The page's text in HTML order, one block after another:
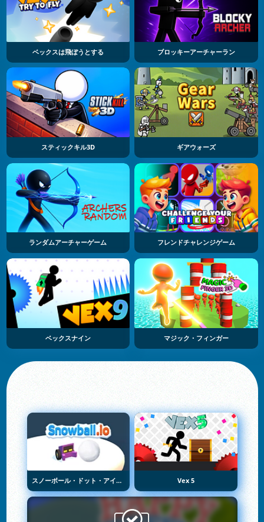
ベックスは飛ぼうとする ブロッキーアーチャーラン
スティックキル3D ギアウォーズ
ランダムアーチャーゲーム フレンドチャレンジゲーム
ベックスナイン マジック・フィンガー
スノーボール・ドット・アイオー Vex 5